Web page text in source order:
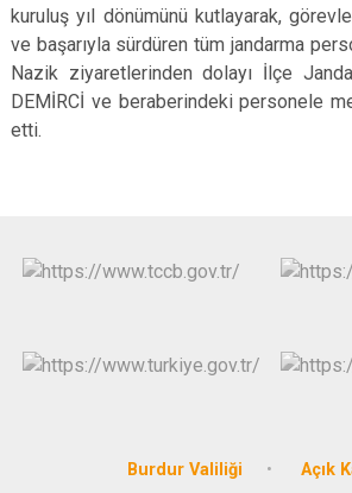
kuruluş yıl dönümünü kutlayarak,
ve başarıyla sürdüren tüm jandarma
Nazik ziyaretlerinden dolayı İlçe
DEMİRCİ ve beraberindeki personele
etti.
Burdur Valiliği Açık